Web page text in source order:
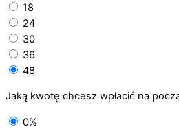
18
24
30
36
48
Jaką kwotę chcesz wpłacić na
0%